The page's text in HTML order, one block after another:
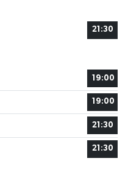
21:30
19:00
19:00
21:30
21:30